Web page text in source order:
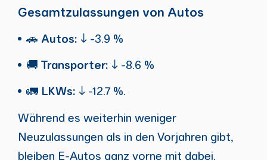
Gesamtzulassungen von Autos
🚗 Autos: ↓ -3.9 %
🚚 Transporter: ↓ -8.6 %
🚛 LKWs: ↓ -12.7 %.
Während es weiterhin weniger
Neuzulassungen als in den Vorjahren gibt,
bleiben E-Autos ganz vorne mit dabei.